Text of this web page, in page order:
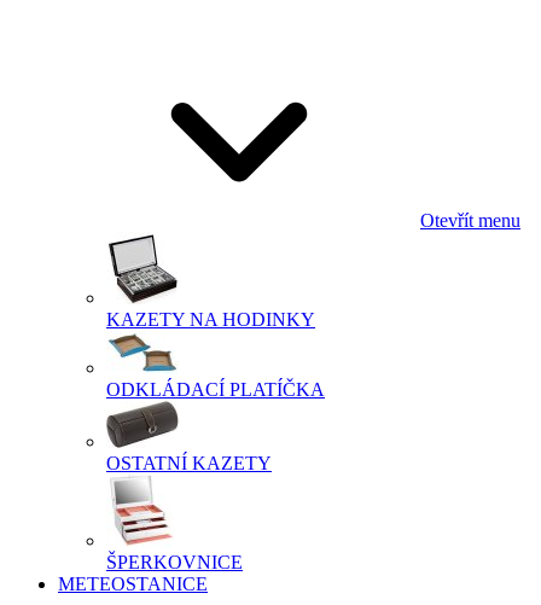
Otevřít menu
KAZETY NA HODINKY
ODKLÁDACÍ PLATÍČKA
OSTATNÍ KAZETY
ŠPERKOVNICE
METEOSTANICE